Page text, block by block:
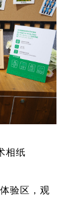
相纸
验区，观